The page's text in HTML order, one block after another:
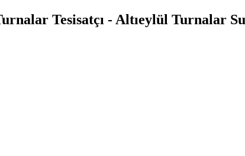
Tesisatçı - Altıeylül Turnalar Su